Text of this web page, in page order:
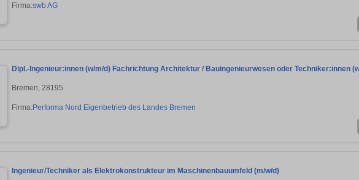
Firma:swb AG
Dipl.-Ingenieur:innen (w/m/d) Fachrichtung Architektur / Bauingenieurwesen oder Techniker:innen
Bremen, 28195
Firma:Performa Nord Eigenbetrieb des Landes Bremen
Ingenieur/Techniker als Elektrokonstrukteur im Maschinenbauumfeld (m/w/d)